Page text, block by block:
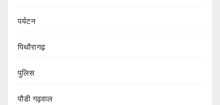
पर्यटन
पिथौरागढ़
पुलिस
पौडी गढ़वाल